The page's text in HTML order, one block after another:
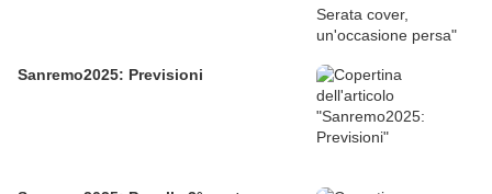
Sanremo2025: Previsioni